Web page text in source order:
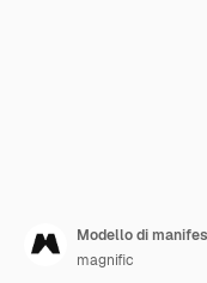
Modello di
magnific